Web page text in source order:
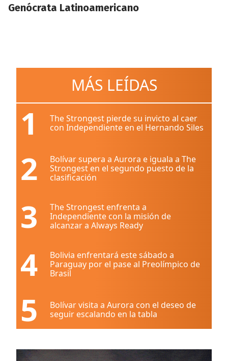
Genócrata Latinoamericano
MÁS LEÍDAS
1
The Strongest pierde su invicto al caer
con Independiente en el Hernando Siles
2
Bolívar supera a Aurora e iguala a The
Strongest en el segundo puesto de la
clasificación
3
The Strongest enfrenta a
Independiente con la misión de
alcanzar a Always Ready
4
Bolivia enfrentará este sábado a
Paraguay por el pase al Preolímpico de
Brasil
5
Bolívar visita a Aurora con el deseo de
seguir escalando en la tabla